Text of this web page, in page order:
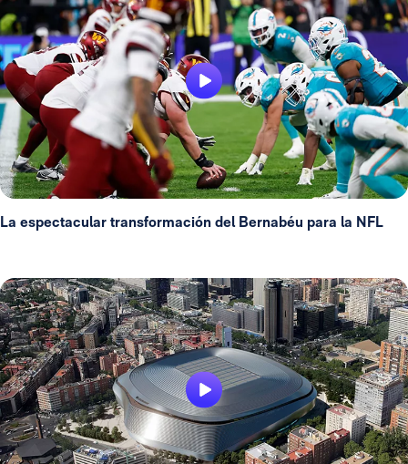
La espectacular transformación del Bernabéu para la NFL